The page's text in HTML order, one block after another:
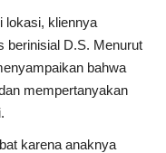
lokasi, kliennya
berinisial D.S. Menurut
bahwa
mempertanyakan
karena anaknya